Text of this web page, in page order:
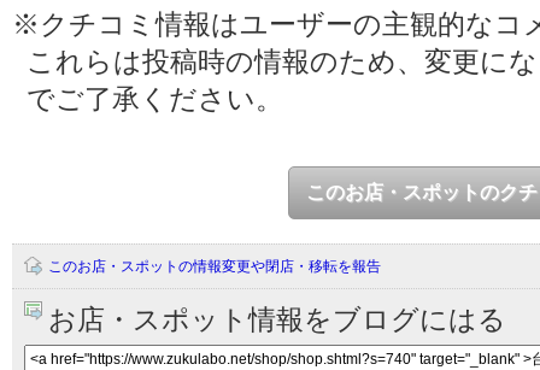
※クチコミ情報はユーザーの主観的なコ
これらは投稿時の情報のため、変更に
でご了承ください。
このお店・スポットのク
このお店・スポットの情報変更や閉店・移転を報告
お店・スポット情報をブログにはる